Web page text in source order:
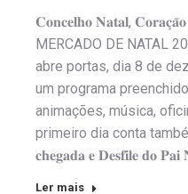
𝐂𝐨𝐧𝐜𝐞𝐥𝐡𝐨 𝐍𝐚𝐭𝐚𝐥,
MERCADO DE NATAL
abre portas, dia 8 de
um programa
animações, música,
primeiro dia conta
𝐜𝐡𝐞𝐠𝐚𝐝𝐚 𝐞 𝐃𝐞𝐬𝐟𝐢𝐥𝐞 𝐝𝐨
Ler mais